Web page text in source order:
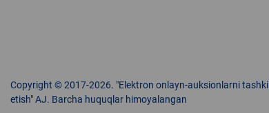
Copyright © 2017-2026. "Elektron onlayn-auksionlarni tashkil
etish" AJ. Barcha huquqlar himoyalangan